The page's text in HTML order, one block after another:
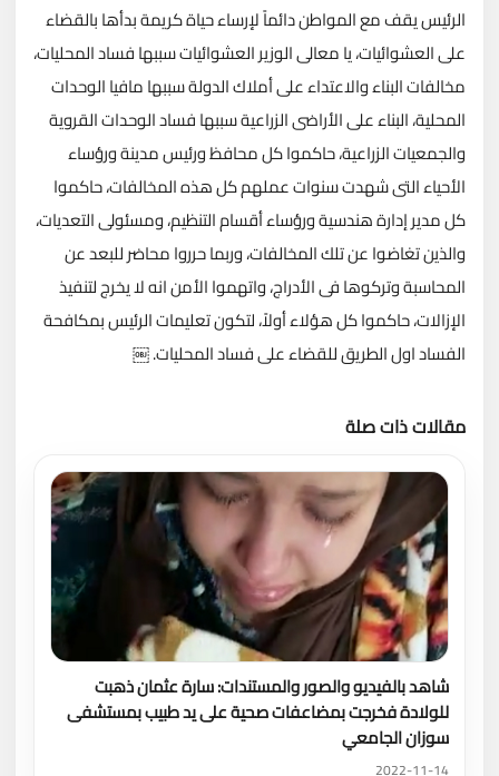
الرئيس يقف مع المواطن دائماً لإرساء حياة كريمة بدأها بالقضاء
على العشوائيات، يا معالى الوزير العشوائيات سببها فساد المحليات،
مخالفات البناء والاعتداء على أملاك الدولة سببها مافيا الوحدات
المحلية، البناء على الأراضى الزراعية سببها فساد الوحدات القروية
والجمعيات الزراعية، حاكموا كل محافظ ورئيس مدينة ورؤساء
الأحياء التى شهدت سنوات عملهم كل هذه المخالفات، حاكموا
كل مدير إدارة هندسية ورؤساء أقسام التنظيم، ومسئولى التعديات،
والذين تغاضوا عن تلك المخالفات، وربما حرروا محاضر للبعد عن
المحاسبة وتركوها فى الأدراج، واتهموا الأمن انه لا يخرج لتنفيذ
الإزالات، حاكموا كل هؤلاء أولاً، لتكون تعليمات الرئيس بمكافحة
الفساد اول الطريق للقضاء على فساد المحليات. ￼
مقالات ذات صلة
شاهد بالفيديو والصور والمستندات: سارة عثمان ذهبت
للولادة فخرجت بمضاعفات صحية على يد طبيب بمستشفى
سوزان الجامعي
2022-11-14